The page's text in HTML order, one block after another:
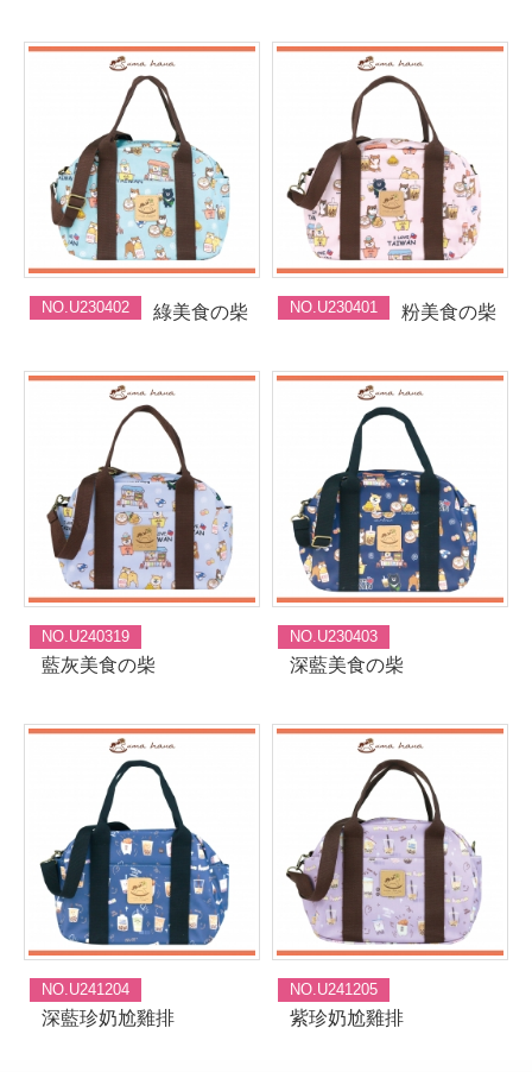
NO.U230402 綠美食の柴 NO.U230401 粉美食の柴
NO.U240319
藍灰美食の柴
NO.U230403
深藍美食の柴
NO.U241204
深藍珍奶尬雞排
NO.U241205
紫珍奶尬雞排